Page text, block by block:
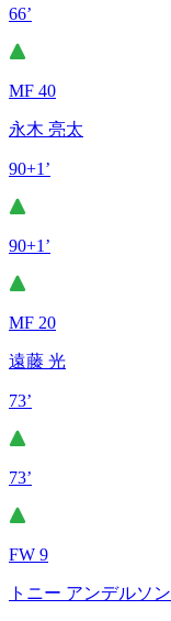
66’
MF 40
永木 亮太
90+1’
90+1’
MF 20
遠藤 光
73’
73’
FW 9
トニー アンデルソン